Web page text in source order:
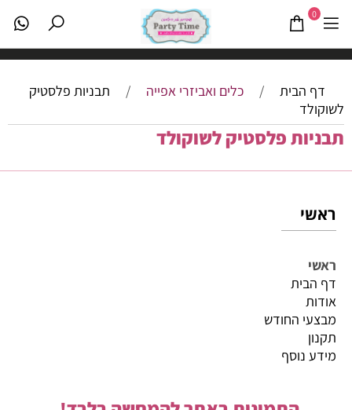
0
דף הבית / כלים ואביזרי אפייה /
תבניות פלסטיק
לשוקולד
תבניות פלסטיק לשוקולד
ראשי
ראשי
דף הבית
אודות
מבצעי החודש
תקנון
מידע נוסף